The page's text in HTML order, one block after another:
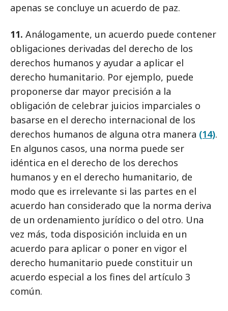
apenas se concluye un acuerdo de paz.
11. Análogamente, un acuerdo puede contener
obligaciones derivadas del derecho de los
derechos humanos y ayudar a aplicar el
derecho humanitario. Por ejemplo, puede
proponerse dar mayor precisión a la
obligación de celebrar juicios imparciales o
basarse en el derecho internacional de los
derechos humanos de alguna otra manera (14).
En algunos casos, una norma puede ser
idéntica en el derecho de los derechos
humanos y en el derecho humanitario, de
modo que es irrelevante si las partes en el
acuerdo han considerado que la norma deriva
de un ordenamiento jurídico o del otro. Una
vez más, toda disposición incluida en un
acuerdo para aplicar o poner en vigor el
derecho humanitario puede constituir un
acuerdo especial a los fines del artículo 3
común.